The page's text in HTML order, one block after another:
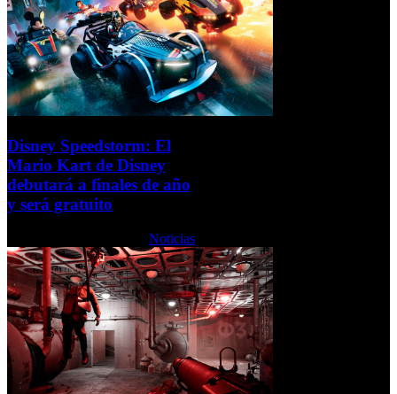
Disney Speedstorm: El
Mario Kart de Disney
debutará a finales de año
y será gratuito
Noticias